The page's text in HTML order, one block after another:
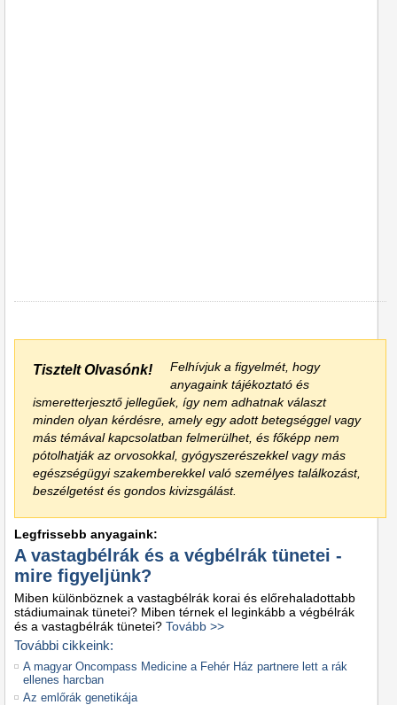
Tisztelt Olvasónk!
Felhívjuk a figyelmét, hogy
anyagaink tájékoztató és
ismeretterjesztő jellegűek, így nem adhatnak választ
minden olyan kérdésre, amely egy adott betegséggel vagy
más témával kapcsolatban felmerülhet, és főképp nem
pótolhatják az orvosokkal, gyógyszerészekkel vagy más
egészségügyi szakemberekkel való személyes találkozást,
beszélgetést és gondos kivizsgálást.
Legfrissebb anyagaink:
A vastagbélrák és a végbélrák tünetei -
mire figyeljünk?
Miben különböznek a vastagbélrák korai és előrehaladottabb
stádiumainak tünetei? Miben térnek el leginkább a végbélrák
és a vastagbélrák tünetei? Tovább >>
További cikkeink:
A magyar Oncompass Medicine a Fehér Ház partnere lett a rák
ellenes harcban
Az emlőrák genetikája